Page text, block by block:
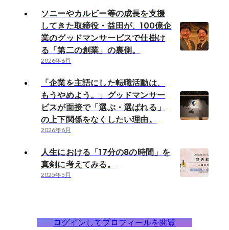
ソニーやカルビー等の成長を支援
してきた取締役・益田が、100億企
業のグッドマンサービスで仕掛け
る「第二の創業」の裏側。
2026年6月
「企業を主語にした転職活動は、
もうやめよう。」グッドマンサー
ビスが面接で「選ぶ・選ばれる」
の上下関係をなくしたい理由。
2026年6月
人生における「17分の8の時間」を
真剣に考えてみる。
2025年5月
ログインしてプロフィールを閲覧